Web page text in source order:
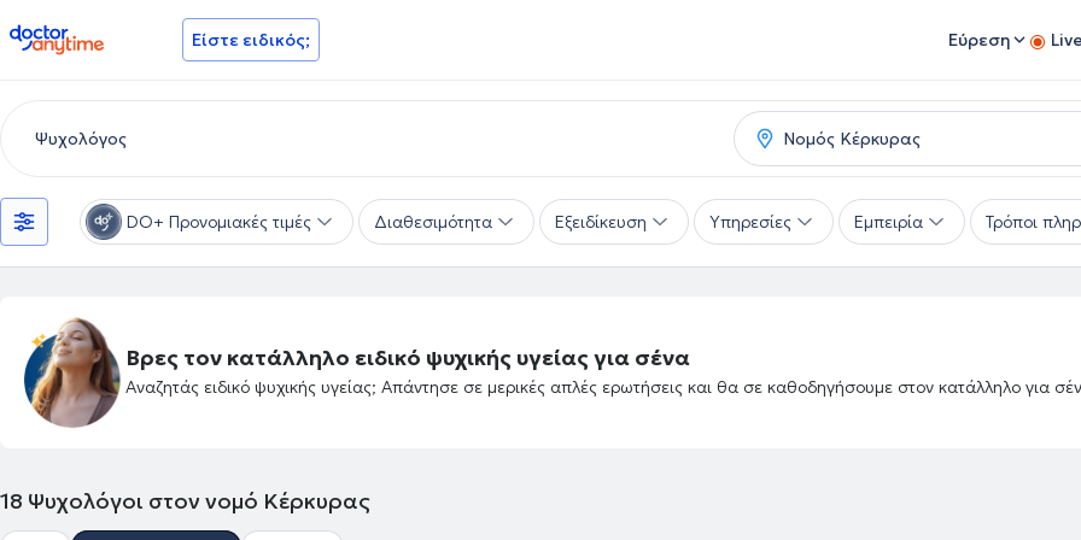
doctoranytime Είστε ειδικός; Εύρεση
DO+ Προνομιακές τιμές Διαθεσιμότητα Εξειδίκευση Υπηρεσίες Εμπειρία Τρόποι
Βρες τον κατάλληλο ειδικό ψυχικής υγείας για σένα
Αναζητάς ειδικό ψυχικής υγείας; Απάντησε σε μερικές απλές ερωτήσεις και θα σε καθοδηγήσουμε στον κατάλληλο για
18 Ψυχολόγοι στον νομό Κέρκυρας